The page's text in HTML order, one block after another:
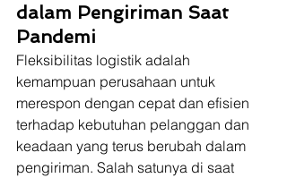
dalam Pengiriman Saat
Pandemi
Fleksibilitas logistik adalah
kemampuan perusahaan untuk
merespon dengan cepat dan efisien
terhadap kebutuhan pelanggan dan
keadaan yang terus berubah dalam
pengiriman. Salah satunya di saat